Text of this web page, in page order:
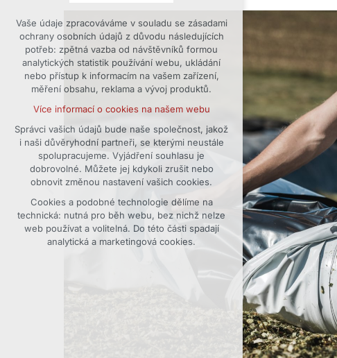
Technická cookies
nutná pro provozování webu
udržení kontextu stránek (session):
případná přihlášení, volby jazyka, apod.
Volitelná cookies
analytická pro anonymizované
vyhodnocení návštěvnosti
marketingová cookies (Google)
Více informací o cookies na našem webu
Přijmout všechny cookies
Odmítnout vše
Vaše údaje zpracováváme v souladu se zásadami
ochrany osobních údajů z důvodu následujících
potřeb: zpětná vazba od návštěvníků formou
analytických statistik používání webu, ukládání
nebo přístup k informacím na vašem zařízení,
měření obsahu, reklama a vývoj produktů.
Více informací o cookies na našem webu
Správci vašich údajů bude naše společnost, jakož
i naši důvěryhodní partneři, se kterými neustále
spolupracujeme. Vyjádření souhlasu je
dobrovolné. Můžete jej kdykoli zrušit nebo
obnovit změnou nastavení vašich cookies.
Cookies a podobné technologie dělíme na
technická: nutná pro běh webu, bez nichž nelze
web používat a volitelná. Do této části spadají
analytická a marketingová cookies.